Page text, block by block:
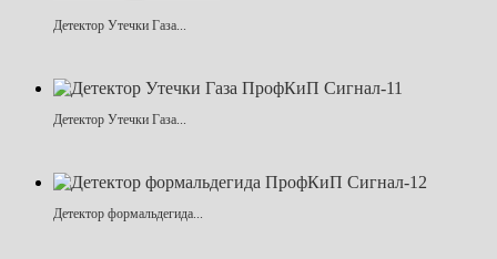
Детектор Утечки Газа...
Детектор Утечки Газа...
Детектор формальдегида...